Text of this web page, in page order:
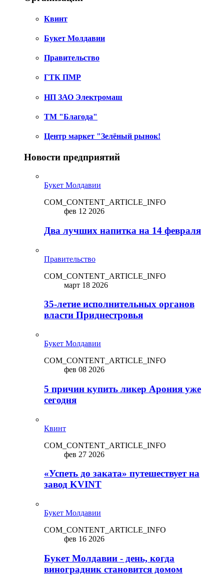
Квинт
Букет Молдавии
Правительство
ГТК ПМР
НП ЗАО Электромаш
ТМ "Благода"
Центр маркет "Зелёный рынок!
Новости предприятий
Букет Молдавии
COM_CONTENT_ARTICLE_INFO
фев 12 2026
Два лучших напитка на 14 февраля
Правительство
COM_CONTENT_ARTICLE_INFO
март 18 2026
35-летие исполнительных органов
власти Приднестровья
Букет Молдавии
COM_CONTENT_ARTICLE_INFO
фев 08 2026
5 причин купить ликep Арония уже
сегодня
Квинт
COM_CONTENT_ARTICLE_INFO
фев 27 2026
«Успеть до заката» путешествует на
завод KVINT
Букет Молдавии
COM_CONTENT_ARTICLE_INFO
фев 16 2026
Букет Молдавии - день, когда
виноградник становится домом